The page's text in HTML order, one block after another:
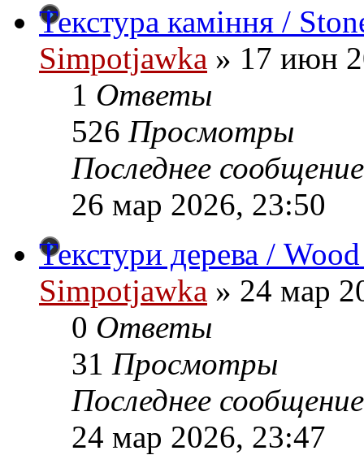
Текстура каміння /
Simpotjawka » 17 июн
1 Ответы
526 Просмотры
Последнее сообщение
26 мар 2026, 23:50
Текстури дерева /
Simpotjawka » 24 мар
0 Ответы
31 Просмотры
Последнее сообщение
24 мар 2026, 23:47